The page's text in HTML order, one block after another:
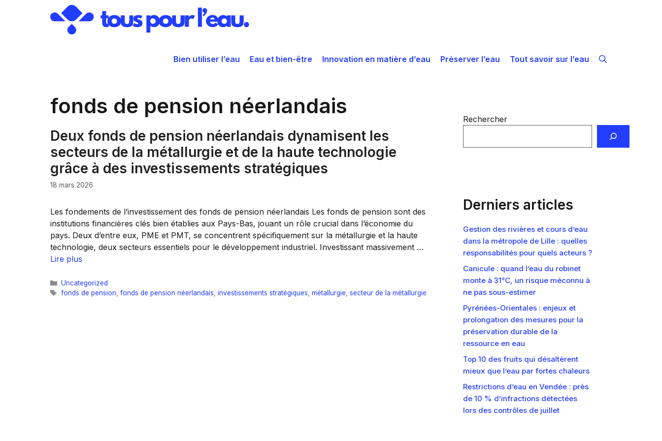
Bien utiliser l’eau Eau et bien-être Innovation en matière d’eau Préserver l’eau Tout savoir sur l’eau
fonds de pension néerlandais
Deux fonds de pension néerlandais dynamisent les
secteurs de la métallurgie et de la haute technologie
grâce à des investissements stratégiques
18 mars 2026
Les fondements de l’investissement des fonds de pension néerlandais Les fonds de pension sont des
institutions financières clés bien établies aux Pays-Bas, jouant un rôle crucial dans l’économie du
pays. Deux d’entre eux, PME et PMT, se concentrent spécifiquement sur la métallurgie et la haute
technologie, deux secteurs essentiels pour le développement industriel. Investissant massivement …
Lire plus
Catégories
Uncategorized
Étiquettes
fonds de pension fonds de pension néerlandais investissements stratégiques métallurgie secteur de la métallurgie
Rechercher
Derniers articles
Gestion des rivières et cours d’eau
dans la métropole de Lille : quelles
responsabilités pour quels acteurs ?
Canicule : quand l’eau du robinet
monte à 31°C, un risque méconnu à
ne pas sous-estimer
Pyrénées-Orientales : enjeux et
prolongation des mesures pour la
préservation durable de la
ressource en eau
Top 10 des fruits qui désaltèrent
mieux que l’eau par fortes chaleurs
Restrictions d’eau en Vendée : près
de 10 % d’infractions détectées
lors des contrôles de juillet